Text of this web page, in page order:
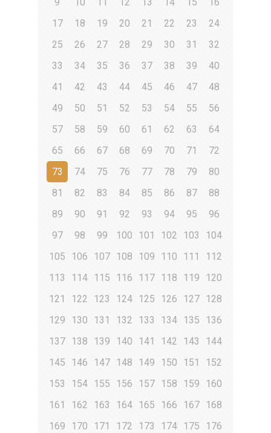
17
18 19 20 21 22 23
24
25
26 27 28 29 30 31
32
33
34 35 36 37 38 39
40
41
42 43 44 45 46 47
48
49
50 51 52 53 54 55
56
57
58 59 60 61 62 63
64
65
66 67 68 69 70 71
72
73
74 75 76 77 78 79
80
81
82 83 84 85 86 87
88
89
90 91 92 93 94 95
96
97
98 99 100 101 102 103
104
105
106 107 108 109 110 111
112
113
114 115 116 117 118 119
120
121
122 123 124 125 126 127 128
129
130 131 132 133 134 135
136
137 138 139 140 141 142 143
144
145
146 147 148 149 150 151
152
153
154 155 156 157 158 159
160
161
162 163 164 165 166 167 168
169
170 171 172 173 174 175
176